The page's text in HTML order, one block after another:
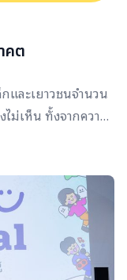
พ และสร้างอนาคตที่
คต
และเยาวชนจำนวน
ม่เห็น ทั้งจากความ
จ ไปจนถึงความไม่
เผชิญสิ่งเหล่านี้
แต่หนูเริ่มเข้าใจ
หรือ พัชริดา ศรี
โนโลยีเครื่องนุ่ง
สะท้อนหัวใจสำคัญ
ติบโตมาภายใต้ข้อ